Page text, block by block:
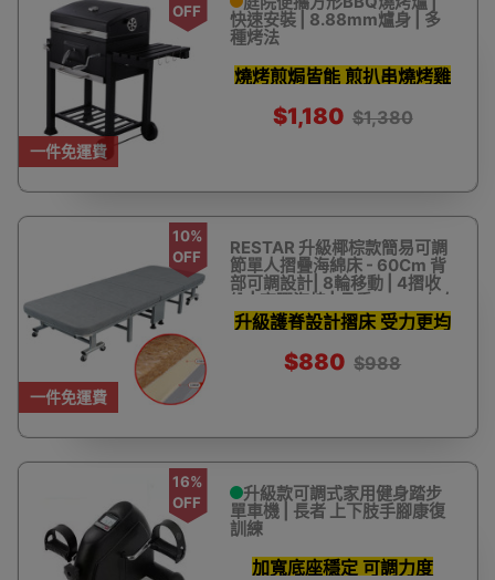
一件免運費
OFF
快速安裝 | 8.88mm爐身 | 多
種烤法
燒烤煎焗皆能 煎扒串燒烤雞
$1,180 $1,380
一件免運費
10%
OFF
RESTAR 升級椰棕款簡易可調
節單人摺疊海綿床 - 60Cm 背
部可調設計| 8輪移動 | 4摺收
納 | 高彈海棉 | 承重150kg左右
升級護脊設計摺床 受力更均
$880 $988
16%
OFF
升級款可調式家用健身踏步
單車機 | 長者 上下肢手腳康復
訓練
加寬底座穩定 可調力度